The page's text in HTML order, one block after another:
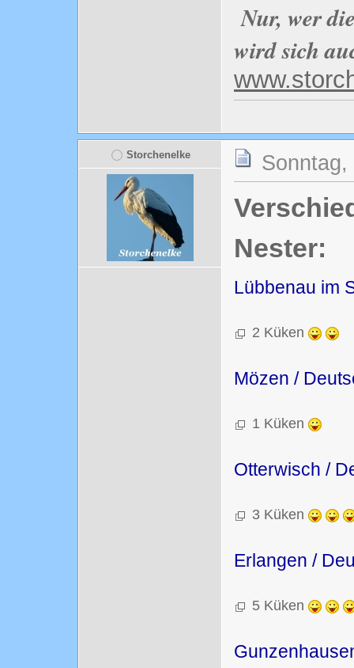
Nur, wer
wird sich
Storchenelke
Nester:
Lübbenau im
2 Küken
Mözen /
1 Küken
Otterwisch /
3 Küken
Erlangen /
5 Küken